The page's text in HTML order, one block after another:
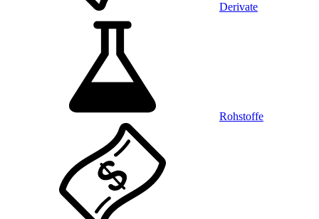
Derivate
Rohstoffe